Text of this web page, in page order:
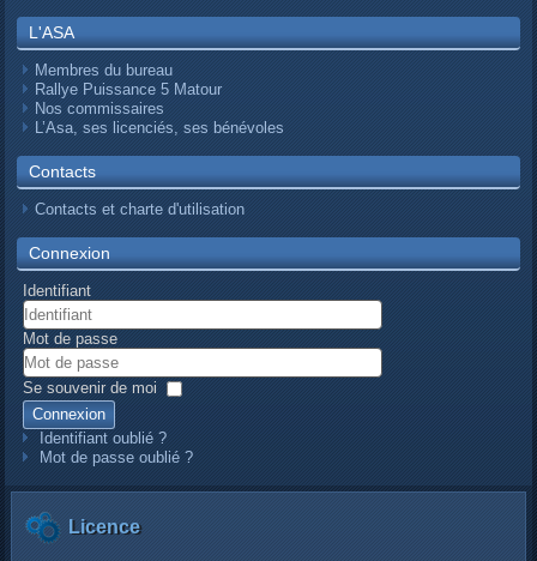
L'ASA
Membres du bureau
Rallye Puissance 5 Matour
Nos commissaires
L’Asa, ses licenciés, ses bénévoles
Contacts
Contacts et charte d'utilisation
Connexion
Identifiant
Mot de passe
Se souvenir de moi
Connexion
Identifiant oublié ?
Mot de passe oublié ?
Licence